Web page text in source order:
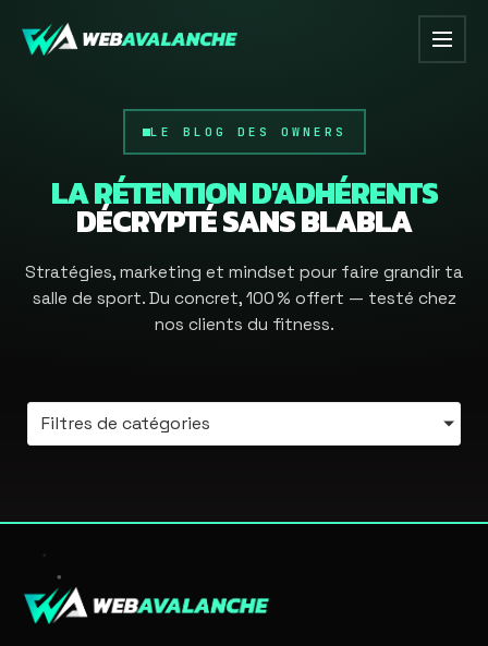
LE BLOG DES OWNERS
LA RÉTENTION D'ADHÉRENTS
DÉCRYPTÉ SANS BLABLA
Stratégies, marketing et mindset pour faire grandir ta
salle de sport. Du concret, 100 % offert — testé chez
nos clients du fitness.
Filtres de catégories